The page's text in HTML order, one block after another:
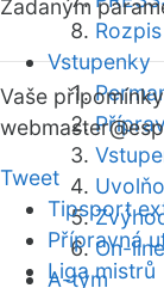
Vstupenky
On-line
A-tým
Zadaným
Vaše
webmaster
Tweet
Tipsport
Přípravná
Liga mistrů